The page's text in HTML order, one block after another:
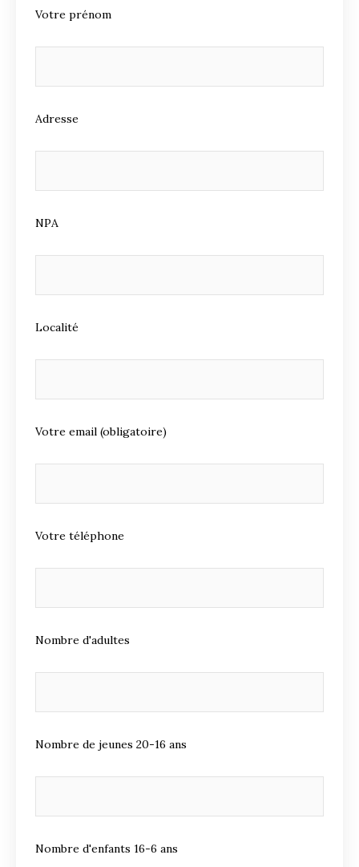
Votre prénom
Adresse
NPA
Localité
Votre email (obligatoire)
Votre téléphone
Nombre d'adultes
Nombre de jeunes 20-16 ans
Nombre d'enfants 16-6 ans